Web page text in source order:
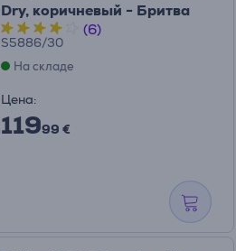
Dry, коричневый - Бритва
(6)
S5886/30
На складе
Цена:
11999 €